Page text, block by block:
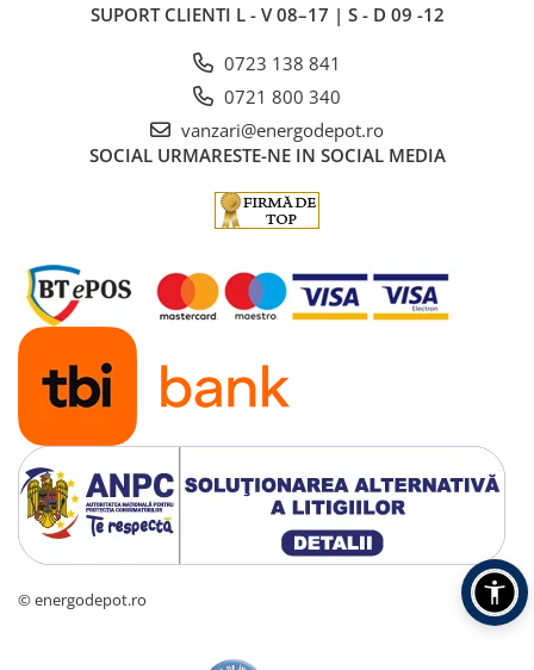
SUPORT CLIENTI L - V 08–17 | S - D 09 -12
0723 138 841
0721 800 340
vanzari@energodepot.ro
SOCIAL URMARESTE-NE IN SOCIAL MEDIA
© energodepot.ro